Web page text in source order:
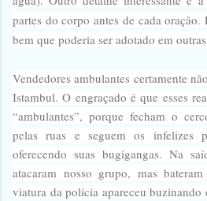
partes do corpo antes de cada oração.
bem que poderia ser adotado em
Vendedores ambulantes certamente
Istambul. O engraçado é que esses
“ambulantes”, porque fecham o
pelas ruas e seguem os infelizes
oferecendo suas bugigangas. Na
atacaram nosso grupo, mas
viatura da polícia apareceu buzinando